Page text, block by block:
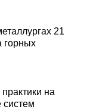
21
горных
на
систем